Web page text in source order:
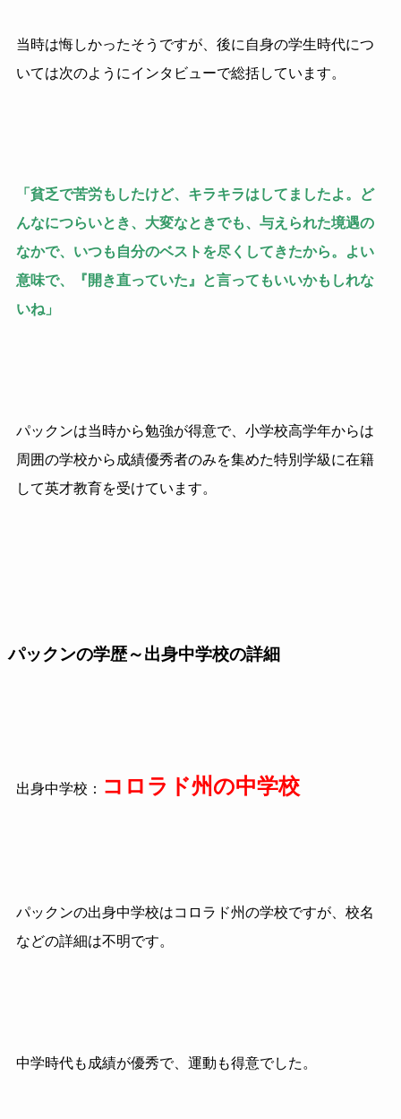
当時は悔しかったそうですが、後に自身の学生時代につ
いては次のようにインタビューで総括しています。
「貧乏で苦労もしたけど、キラキラはしてましたよ。ど
んなにつらいとき、大変なときでも、与えられた境遇の
なかで、いつも自分のベストを尽くしてきたから。よい
意味で、『開き直っていた』と言ってもいいかもしれな
いね」
パックンは当時から勉強が得意で、小学校高学年からは
周囲の学校から成績優秀者のみを集めた特別学級に在籍
して英才教育を受けています。
パックンの学歴～出身中学校の詳細
出身中学校： コロラド州の中学校
パックンの出身中学校はコロラド州の学校ですが、校名
などの詳細は不明です。
中学時代も成績が優秀で、運動も得意でした。